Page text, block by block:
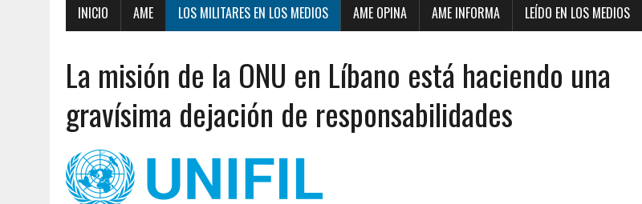
INICIO AME LOS MILITARES EN LOS MEDIOS AME OPINA AME INFORMA LEÍDO EN LOS MEDIOS
La misión de la ONU en Líbano está haciendo una
gravísima dejación de responsabilidades